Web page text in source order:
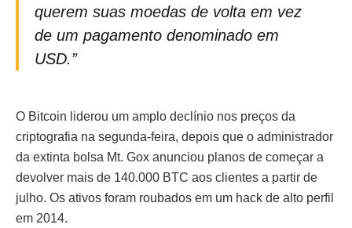
querem suas moedas de volta em vez
de um pagamento denominado em
USD.”
O Bitcoin liderou um amplo declínio nos preços da
criptografia na segunda-feira, depois que o administrador
da extinta bolsa Mt. Gox anunciou planos de começar a
devolver mais de 140.000 BTC aos clientes a partir de
julho. Os ativos foram roubados em um hack de alto perfil
em 2014.